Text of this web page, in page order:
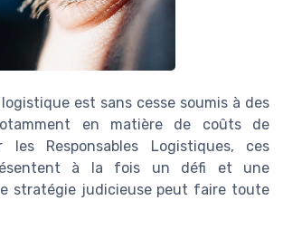
est sans cesse soumis à des
en matière de coûts de
les Responsables Logistiques, ces
à la fois un défi et une
stratégie judicieuse peut faire toute